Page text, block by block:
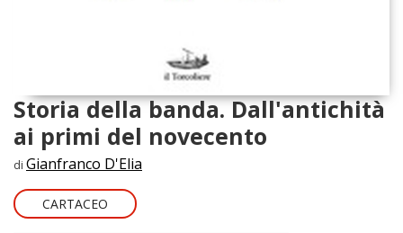
Storia della banda. Dall'antichità
ai primi del novecento
di Gianfranco D'Elia
CARTACEO